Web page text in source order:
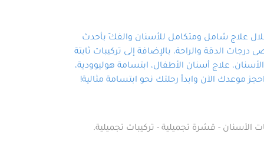
علاج شامل ومتكامل للأسنان والفكّ بأحدث
الدقة والراحة، بالإضافة إلى تركيبات ثابتة
علاج أسنان الأطفال، ابتسامة هوليوودية،
موعدك الآن وابدأ رحلتك نحو ابتسامة مثالية!
الأسنان - قشرة تجميلية - تركيبات تجميلية.